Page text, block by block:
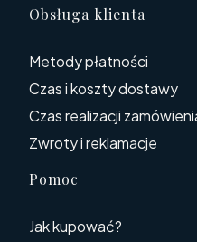
Obsługa klienta
Metody płatności
Czas i koszty dostawy
Czas realizacji
Zwroty i reklamacje
Pomoc
Jak kupować?